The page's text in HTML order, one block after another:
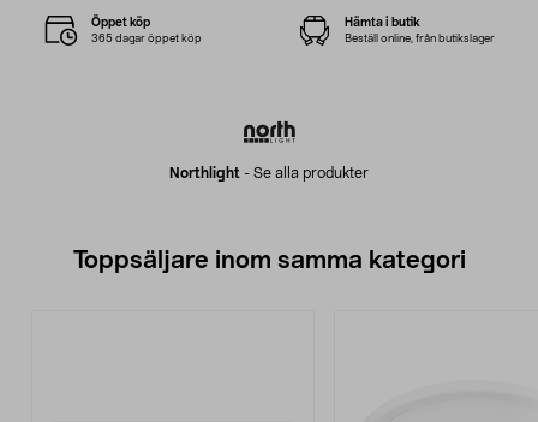
Northlight - Se alla produkter
Öppet köp
365 dagar öppet köp
Hämta i butik
Beställ online, från butikslager
Toppsäljare inom samma kategori